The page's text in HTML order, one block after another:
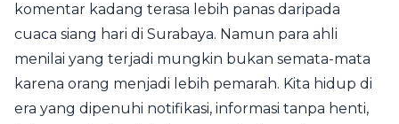
komentar kadang terasa lebih panas daripada
cuaca siang hari di Surabaya. Namun para ahli
menilai yang terjadi mungkin bukan semata-mata
karena orang menjadi lebih pemarah. Kita hidup di
era yang dipenuhi notifikasi, informasi tanpa henti,